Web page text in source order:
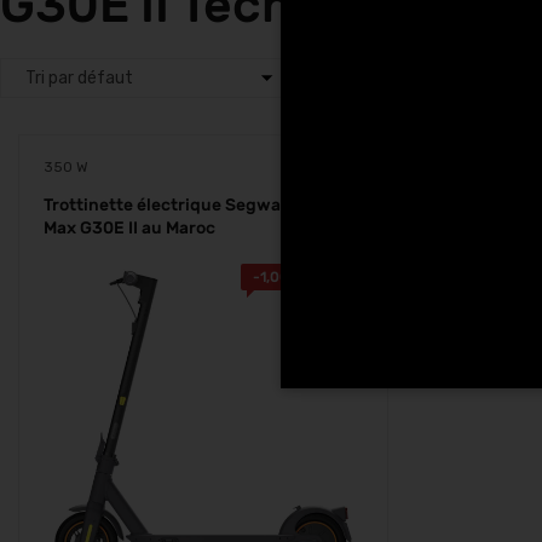
350 W
Trottinette électrique Segway Ninebot
Max G30E II au Maroc
-1,000.00